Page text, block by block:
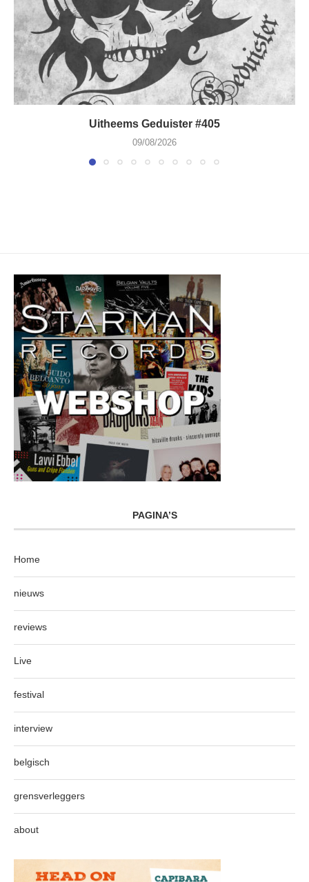
Uitheems Geduister #405
09/08/2026
PAGINA’S
Home
nieuws
reviews
Live
festival
interview
belgisch
grensverleggers
about